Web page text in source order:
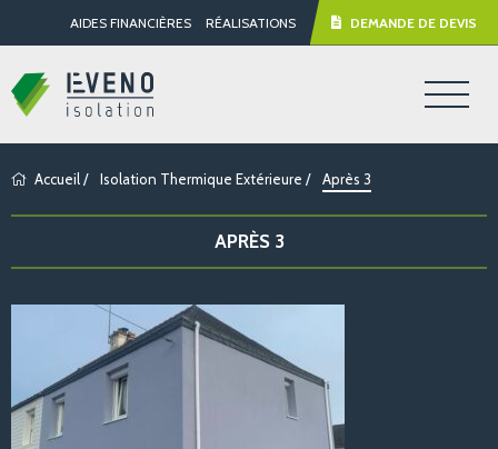
AIDES FINANCIÈRES RÉALISATIONS DEMANDE DE DEVIS
Accueil/ Isolation Thermique Extérieure / Après 3
APRÈS 3